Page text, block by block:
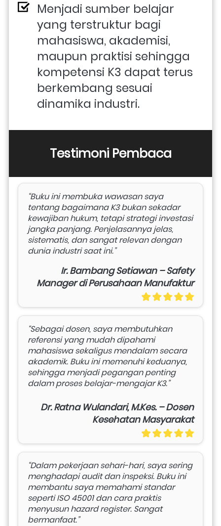
Menjadi sumber belajar
yang terstruktur bagi
mahasiswa, akademisi,
maupun praktisi sehingga
kompetensi K3 dapat terus
berkembang sesuai
dinamika industri.
Testimoni Pembaca
“Buku ini membuka wawasan saya
tentang bagaimana K3 bukan sekadar
kewajiban hukum, tetapi strategi investasi
jangka panjang. Penjelasannya jelas,
sistematis, dan sangat relevan dengan
dunia industri saat ini.”
Ir. Bambang Setiawan – Safety
Manager di Perusahaan Manufaktur
“Sebagai dosen, saya membutuhkan
referensi yang mudah dipahami
mahasiswa sekaligus mendalam secara
akademik. Buku ini memenuhi keduanya,
sehingga menjadi pegangan penting
dalam proses belajar-mengajar K3.”
Dr. Ratna Wulandari, M.Kes. – Dosen
Kesehatan Masyarakat
“Dalam pekerjaan sehari-hari, saya sering
menghadapi audit dan inspeksi. Buku ini
membantu saya memahami standar
seperti ISO 45001 dan cara praktis
menyusun hazard register. Sangat
bermanfaat.”